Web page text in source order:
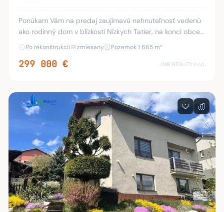
Ponúkam Vám na predaj zaujímavú nehnuteľnosť vedenú
ako rodinný dom v blízkosti Nízkych Tatier, na konci obce
Valaská, časť Piesok, pred obcou Bystrá. Nehnuteľnosť sa
nachádza pri hlavnom ťahu do Nízk
Po rekonštrukcii zmiesany Pozemok 1 665 m²
299 000 € JMB REALITY s.r.o.